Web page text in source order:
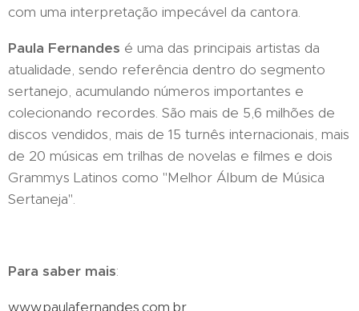
com uma interpretação impecável da cantora.
Paula Fernandes é uma das principais artistas da
atualidade, sendo referência dentro do segmento
sertanejo, acumulando números importantes e
colecionando recordes. São mais de 5,6 milhões de
discos vendidos, mais de 15 turnês internacionais, mais
de 20 músicas em trilhas de novelas e filmes e dois
Grammys Latinos como "Melhor Álbum de Música
Sertaneja".
Para saber mais:
www.paulafernandes.com.br